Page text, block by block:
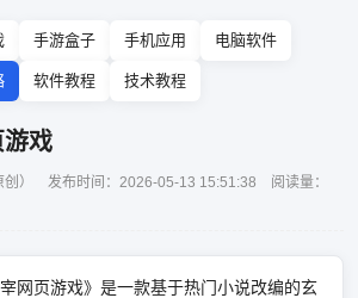
手游盒子 手机应用 电脑软件
软件教程 技术教程
戏
创） 发布时间：2026-05-13 15:51:38 阅读量：
宰网页游戏》是一款基于热门小说改编的玄